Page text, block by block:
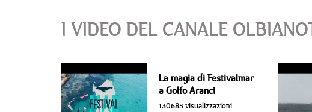
I VIDEO DEL CANALE
La magia di Festivalmar
a Golfo Aranci
130685 visualizzazioni